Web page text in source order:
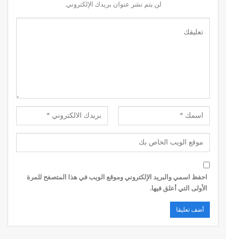
لن يتم نشر عنوان بريدك الإلكتروني.
احفظ اسمي والبريد الإلكتروني وموقع الويب في هذا المتصفح للمرة
الأولى التي أعلق فيها.